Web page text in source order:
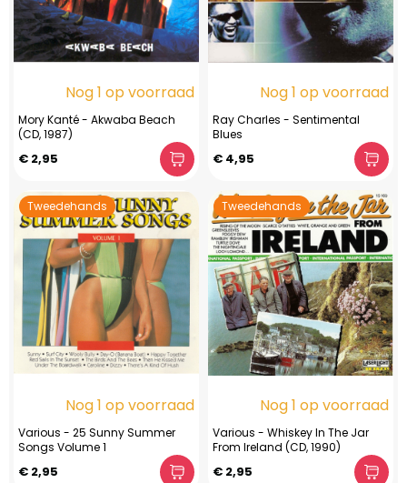
Nog 1 op voorraad
Mory Kanté - Akwaba Beach
(CD, 1987)
€ 2,95
Nog 1 op voorraad
Ray Charles - Sentimental
Blues
€ 4,95
Tweedehands
Nog 1 op voorraad
Various - 25 Sunny Summer
Songs Volume 1
€ 2,95
Tweedehands
Nog 1 op voorraad
Various - Whiskey In The Jar
From Ireland (CD, 1990)
€ 2,95